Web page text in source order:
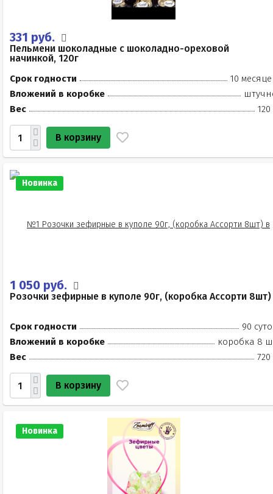
331 руб.
Пельмени шоколадные с шоколадно-ореховой
начинкой, 120г
Срок годности
10
Вложений в коробке
Вес
120
В корзину
Новинка
1 050 руб.
Розочки зефирные в куполе 90г, (коробка Ассорти 8шт)
Срок годности
90
Вложений в коробке
коробка 8
Вес
720
В корзину
Новинка